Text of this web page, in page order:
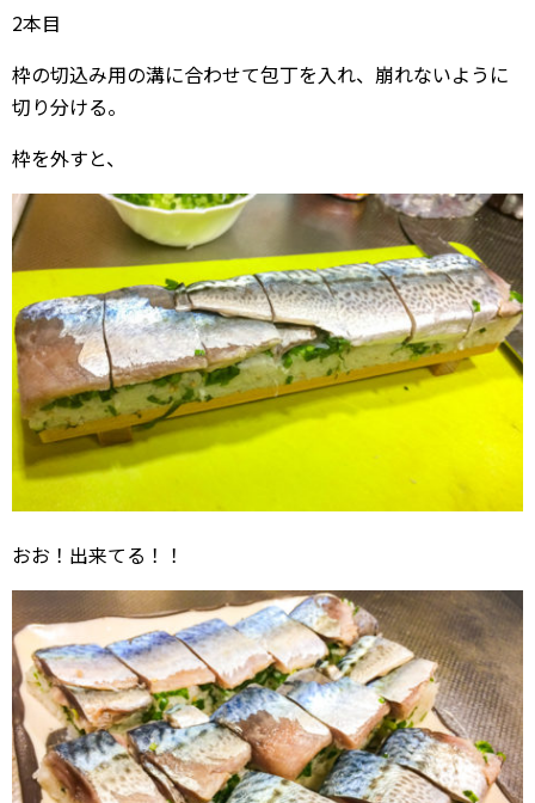
2本目
枠の切込み用の溝に合わせて包丁を入れ、崩れないように
切り分ける。
枠を外すと、
おお！出来てる！！